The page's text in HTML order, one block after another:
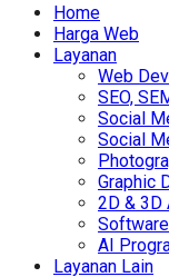
Home
Harga Web
Layanan
Web
SEO,
Social
Social
Graphic
2D & 3D
AI
Layanan Lain